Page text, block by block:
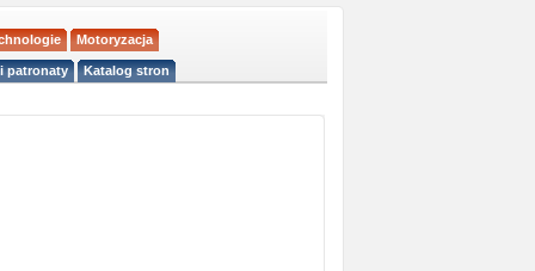
Motoryzacja
patronaty Katalog stron